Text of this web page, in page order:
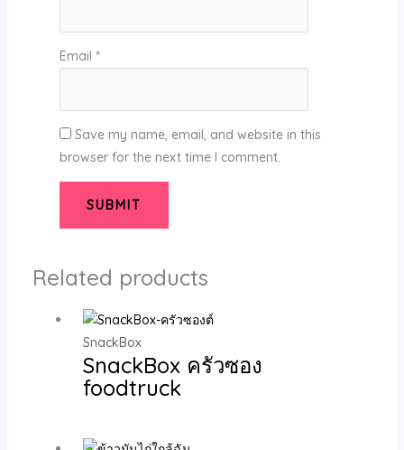
Email *
Save my name, email, and website in this
browser for the next time I comment.
Related products
SnackBox
SnackBox ครัวซอง
foodtruck